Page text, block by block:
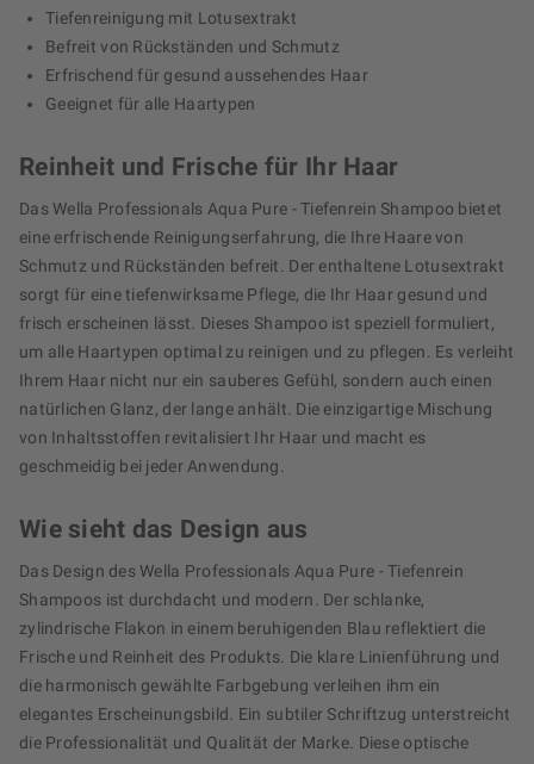
Tiefenreinigung mit Lotusextrakt
Befreit von Rückständen und Schmutz
Erfrischend für gesund aussehendes Haar
Geeignet für alle Haartypen
Reinheit und Frische für Ihr Haar
Das Wella Professionals Aqua Pure - Tiefenrein Shampoo bietet
eine erfrischende Reinigungserfahrung, die Ihre Haare von
Schmutz und Rückständen befreit. Der enthaltene Lotusextrakt
sorgt für eine tiefenwirksame Pflege, die Ihr Haar gesund und
frisch erscheinen lässt. Dieses Shampoo ist speziell formuliert,
um alle Haartypen optimal zu reinigen und zu pflegen. Es verleiht
Ihrem Haar nicht nur ein sauberes Gefühl, sondern auch einen
natürlichen Glanz, der lange anhält. Die einzigartige Mischung
von Inhaltsstoffen revitalisiert Ihr Haar und macht es
geschmeidig bei jeder Anwendung.
Wie sieht das Design aus
Das Design des Wella Professionals Aqua Pure - Tiefenrein
Shampoos ist durchdacht und modern. Der schlanke,
zylindrische Flakon in einem beruhigenden Blau reflektiert die
Frische und Reinheit des Produkts. Die klare Linienführung und
die harmonisch gewählte Farbgebung verleihen ihm ein
elegantes Erscheinungsbild. Ein subtiler Schriftzug unterstreicht
die Professionalität und Qualität der Marke. Diese optische